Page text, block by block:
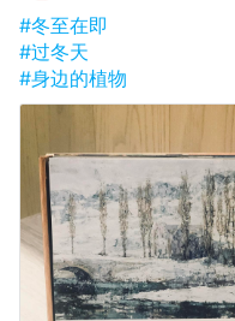
#冬至在即
#过冬天
#身边的植物